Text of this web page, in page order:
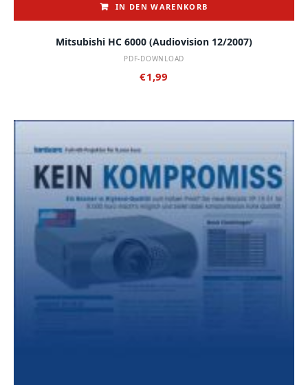
IN DEN WARENKORB
Mitsubishi HC 6000 (audiovision 12/2007)
PDF-DOWNLOAD
€1,99